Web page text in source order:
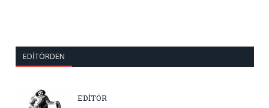
EDITÖRDEN
EDİTÖR